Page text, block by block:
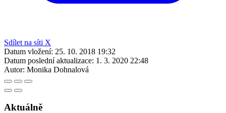
Sdílet na síti X
Datum vložení: 25. 10. 2018 19:32
Datum poslední aktualizace: 1. 3. 2020 22:48
Autor: Monika Dohnalová
Aktuálně